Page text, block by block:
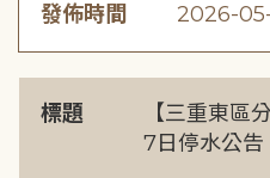
發佈時間 2026-
標題
【三重東區
7日停水公告